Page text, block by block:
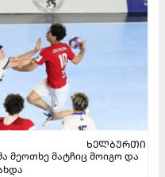
ᲮᲔᲚᲑᲣᲠᲗᲘ
მეოთხე მატჩიც მოიგო და